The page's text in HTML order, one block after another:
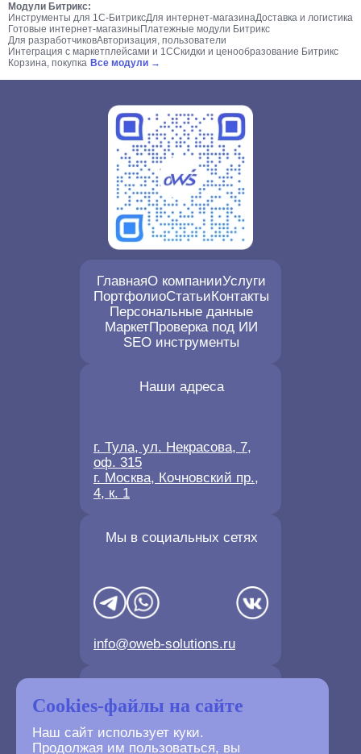
Cookies-файлы на сайте
Наш сайт использует куки.
Продолжая им пользоваться, вы
Модули Битрикс:
Инструменты для 1С-БитриксДля интернет-магазинаДоставка и логистика
Готовые интернет-магазины Платежные модули Битрикс
Для разработчиковАвторизация, пользователи
Интеграция с маркетплейсами и 1ССкидки и ценообразование Битрикс
Корзина, покупка Все модули →
ГлавнаяО компанииУслуги
ПортфолиоСтатьиКонтакты
Персональные данные
МаркетПроверка под ИИ
SEO инструменты
Мы в социальных сетях
info@oweb-solutions.ru
Наши адреса
г. Тула, ул. Некрасова, 7,
оф. 315
г. Москва, Кочновский пр.,
4, к. 1